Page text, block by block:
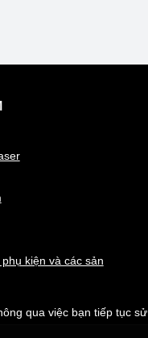
kiện và các sản
qua việc bạn tiếp tục sử